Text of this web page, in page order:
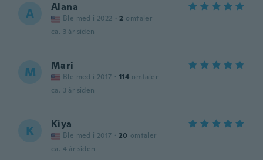
A Alana
Ble med i 2022 · 2 omtaler
ca. 3 år siden
M Mari
Ble med i 2017 · 114 omtaler
ca. 3 år siden
K Kiya
Ble med i 2017 · 20 omtaler
ca. 4 år siden